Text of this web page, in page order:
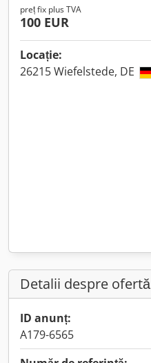
preț fix plus TVA
100 EUR
Locație:
26215 Wiefelstede, DE
Detalii despre ofertă
ID anunț:
A179-6565